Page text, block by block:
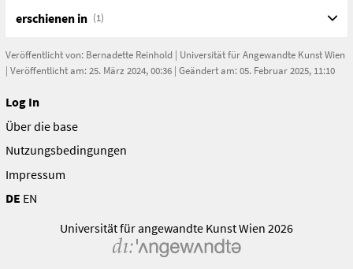
erschienen in (1)
Veröffentlicht von: Bernadette Reinhold | Universität für Angewandte Kunst Wien
| Veröffentlicht am: 25. März 2024, 00:36 | Geändert am: 05. Februar 2025, 11:10
Log In
Über die base
Nutzungsbedingungen
Impressum
DE EN
Universität für angewandte Kunst Wien 2026